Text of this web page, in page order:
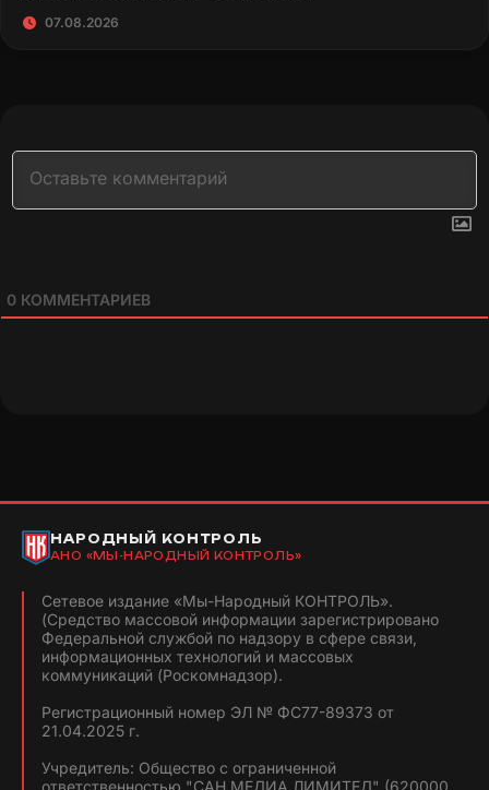
07.08.2026
0 КОММЕНТАРИЕВ
НАРОДНЫЙ КОНТРОЛЬ
АНО «МЫ-НАРОДНЫЙ КОНТРОЛЬ»
Сетевое издание «Мы-Народный КОНТРОЛЬ».
(Средство массовой информации зарегистрировано
Федеральной службой по надзору в сфере связи,
информационных технологий и массовых
коммуникаций (Роскомнадзор).
Регистрационный номер ЭЛ № ФС77-89373 от
21.04.2025 г.
Учредитель: Общество с ограниченной
ответственностью "САН МЕДИА ЛИМИТЕД" (620000,